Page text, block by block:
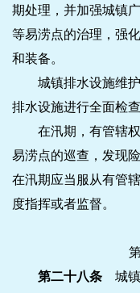
期处理，并加强城镇
等易涝点的治理，强
和装备。
城镇排水设施维护
排水设施进行全面检
在汛期，有管辖权
易涝点的巡查，发现
在汛期应当服从有管
度指挥或者监督。
第二十八条 城镇